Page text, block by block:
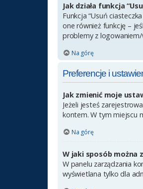
Jak działa funkcja
Funkcja “Usuń
one również funkcję –
problemy z
Na górę
Preferencje i
Jak zmienić moje
Jeżeli jesteś
kontem. W tym miejscu
Na górę
W jaki sposób można
W panelu zarządzania
wyświetlana tylko dla